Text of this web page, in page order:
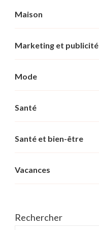
Maison
Marketing et publicité
Mode
Santé
Santé et bien-être
Vacances
Rechercher